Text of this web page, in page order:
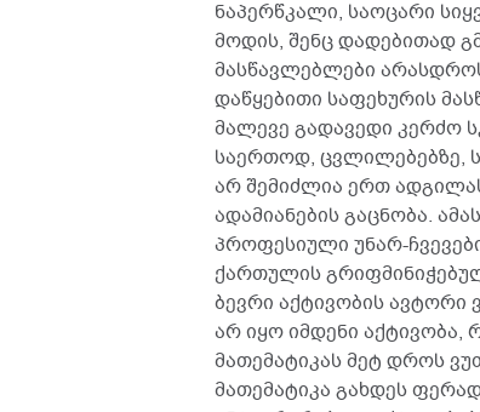
ნაპერწკალი, საოცარი
მოდის, შენც დადებითად
მასწავლებლები
დაწყებითი საფეხურის
მალევე გადავედი კერძო
საერთოდ, ცვლილებებზე,
არ შემიძლია ერთ
ადამიანების გაცნობა.
პროფესიული უნარ-
ქართულის
ბევრი აქტივობის
არ იყო იმდენი
მათემატიკას მეტ დროს
მათემატიკა გახდეს